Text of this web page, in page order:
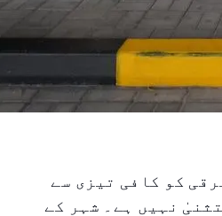
کو کافی تیزی سے
نہیں ہے۔ شہر کے